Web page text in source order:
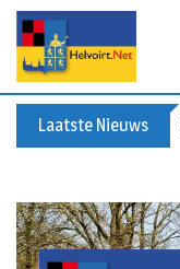
Laatste Nieuws